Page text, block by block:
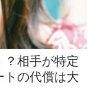
？相手が特定
トの代償は大